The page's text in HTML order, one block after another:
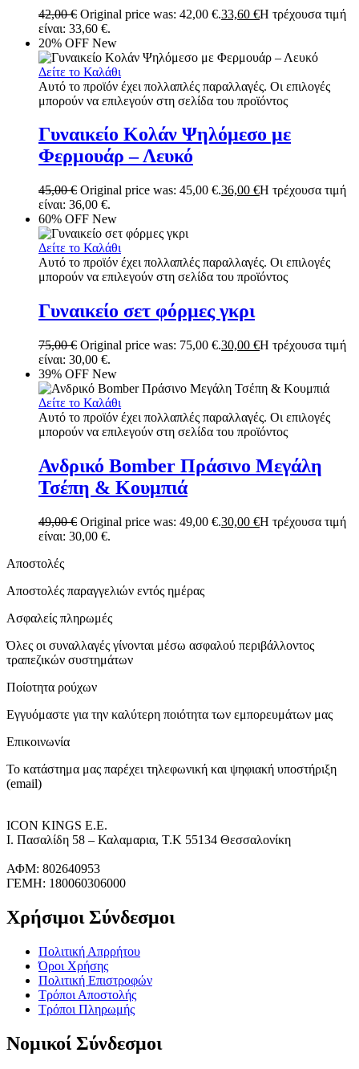
42,00€ Original price was: 42,00 €.33,60 €Η τρέχουσα τιμή
είναι: 33,60 €.
20% OFF New
Δείτε το Καλάθι
Αυτό το προϊόν έχει πολλαπλές παραλλαγές. Οι επιλογές
μπορούν να επιλεγούν στη σελίδα του προϊόντος
Γυναικείο Κολάν Ψηλόμεσο με
Φερμουάρ – Λευκό
45,00€ Original price was: 45,00 €.36,00 €Η τρέχουσα τιμή
είναι: 36,00 €.
60% OFF New
Δείτε το Καλάθι
Αυτό το προϊόν έχει πολλαπλές παραλλαγές. Οι επιλογές
μπορούν να επιλεγούν στη σελίδα του προϊόντος
Γυναικείο σετ φόρμες γκρι
75,00€ Original price was: 75,00 €.30,00 €Η τρέχουσα τιμή
είναι: 30,00 €.
39% OFF New
Δείτε το Καλάθι
Αυτό το προϊόν έχει πολλαπλές παραλλαγές. Οι επιλογές
μπορούν να επιλεγούν στη σελίδα του προϊόντος
Ανδρικό Bomber Πράσινο Μεγάλη
Τσέπη & Κουμπιά
49,00€ Original price was: 49,00 €.30,00 €Η τρέχουσα τιμή
είναι: 30,00 €.
Αποστολές
Αποστολές παραγγελιών εντός ημέρας
Ασφαλείς πληρωμές
Όλες οι συναλλαγές γίνονται μέσω ασφαλού περιβάλλοντος
τραπεζικών συστημάτων
Ποίοτητα ρούχων
Εγγυόμαστε για την καλύτερη ποιότητα των εμπορευμάτων μας
Επικοινωνία
Το κατάστημα μας παρέχει τηλεφωνική και ψηφιακή υποστήριξη
(email)
ICON KINGS Ε.Ε.
Ι. Πασαλίδη 58 – Καλαμαρια, Τ.Κ 55134 Θεσσαλονίκη
ΑΦΜ: 802640953
ΓΕΜΗ: 180060306000
Χρήσιμοι Σύνδεσμοι
Πολιτική Απρρήτου
Όροι Χρήσης
Πολιτική Επιστροφών
Τρόποι Αποστολής
Τρόποι Πληρωμής
Νομικοί Σύνδεσμοι